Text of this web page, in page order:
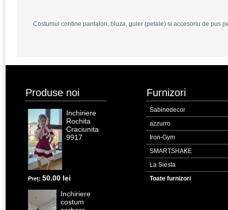
Costumul contine pantalon, bluza, guler (petale) si accesoriu de pus
Produse noi
Inchiriere
Rochita
Craciunita
9917
Preț: 50.00 lei
Inchiriere
costum
Furnizori
Sabinedecor
azzurro
Iron-Gym
SMARTSHAKE
La Siesta
Toate furnizori